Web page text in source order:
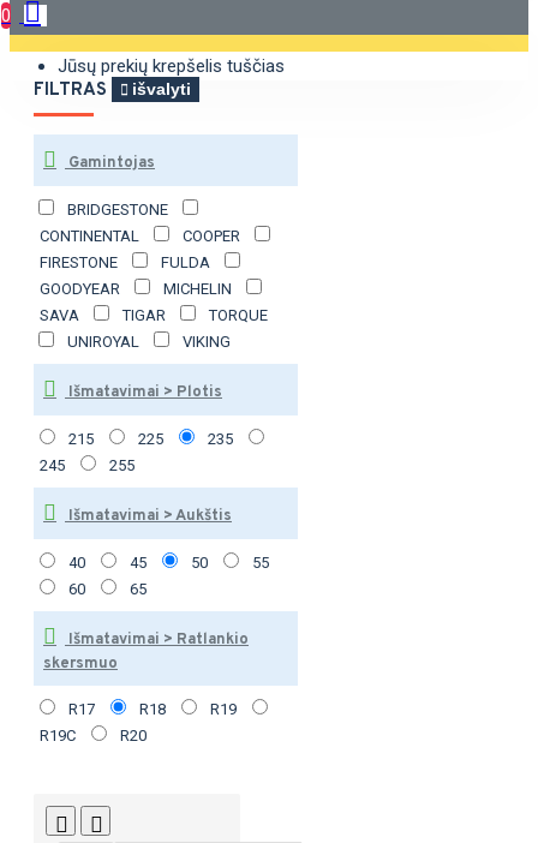
0
Jūsų prekių krepšelis tuščias
FILTRAS išvalyti
Gamintojas
BRIDGESTONE
CONTINENTAL
COOPER
FIRESTONE
FULDA
GOODYEAR
MICHELIN
SAVA
TIGAR
TORQUE
UNIROYAL
VIKING
Išmatavimai > Plotis
215 225
235
245
255
Išmatavimai > Aukštis
40 45 50
55
60
65
Išmatavimai > Ratlankio
skersmuo
R17 R18
R19
R19C
R20